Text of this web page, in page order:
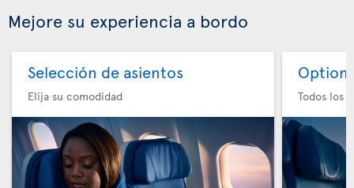
Mejore su experiencia a bordo
Selección de asientos
Elija su comodidad
Option
Todos los